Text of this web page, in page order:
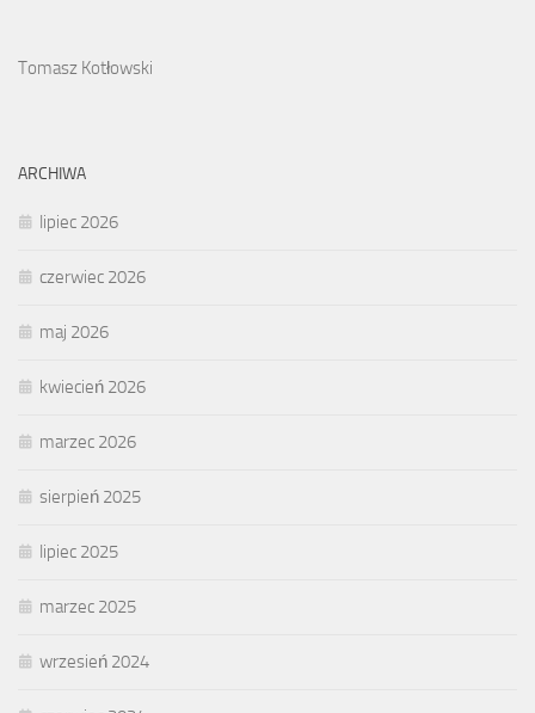
Tomasz Kotłowski
ARCHIWA
lipiec 2026
czerwiec 2026
maj 2026
kwiecień 2026
marzec 2026
sierpień 2025
lipiec 2025
marzec 2025
wrzesień 2024